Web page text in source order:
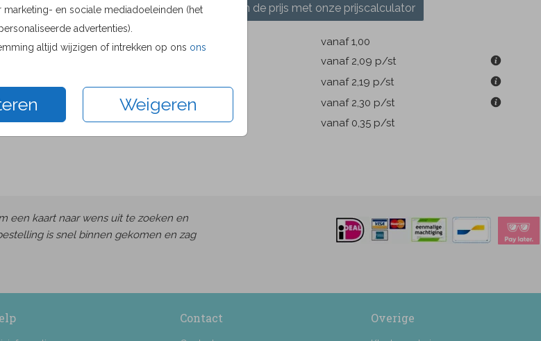
marketing- en sociale mediadoeleinden (het
advertenties).
altijd wijzigen of intrekken op ons ons
Weigeren
Bereken de prijs met onze prijscalculator
vanaf 1,00
vanaf 2,09 p/st
vanaf 2,19 p/st
15 × 15 cm
vanaf 2,30 p/st
Enveloppen
vanaf 0,35 p/st
een kaart naar wens uit te zoeken en
is snel binnen gekomen en zag
Contact Overige